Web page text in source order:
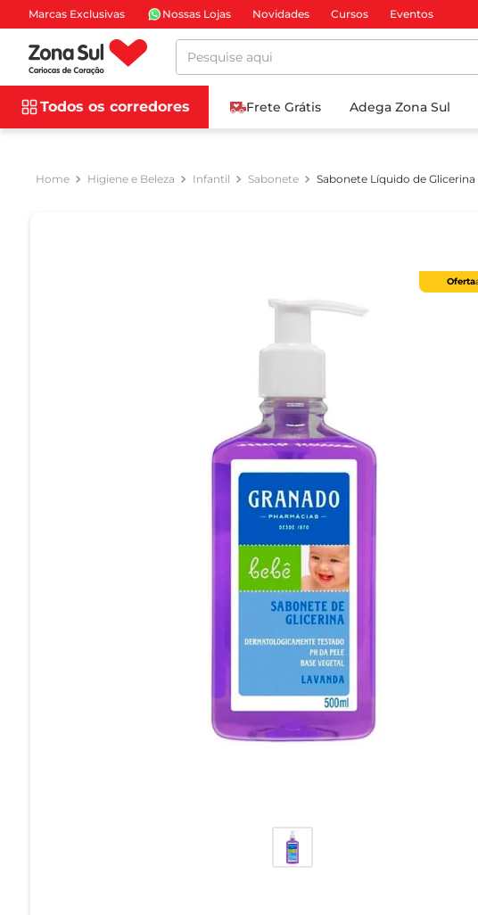
Marcas Exclusivas Nossas Lojas Novidades Cursos Eventos
Pesquise aqui
Todos os corredores Frete Grátis Adega Zona Sul
Higiene e Beleza Infantil Sabonete Sabonete Líquido de
Oferta